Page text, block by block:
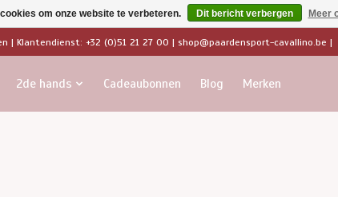
| Klantendienst: +32 (0)51 21 27 00 | shop@paardensport-cavallino.be |
2de hands Cadeaubonnen Blog Merken
om onze website te verbeteren. Dit bericht verbergen Meer